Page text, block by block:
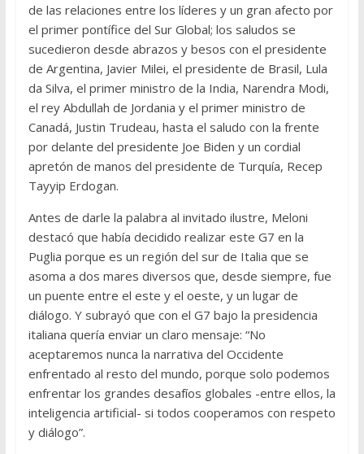
de las relaciones entre los líderes y un gran afecto por
el primer pontífice del Sur Global; los saludos se
sucedieron desde abrazos y besos con el presidente
de Argentina, Javier Milei, el presidente de Brasil, Lula
da Silva, el primer ministro de la India, Narendra Modi,
el rey Abdullah de Jordania y el primer ministro de
Canadá, Justin Trudeau, hasta el saludo con la frente
por delante del presidente Joe Biden y un cordial
apretón de manos del presidente de Turquía, Recep
Tayyip Erdogan.
Antes de darle la palabra al invitado ilustre, Meloni
destacó que había decidido realizar este G7 en la
Puglia porque es un región del sur de Italia que se
asoma a dos mares diversos que, desde siempre, fue
un puente entre el este y el oeste, y un lugar de
diálogo. Y subrayó que con el G7 bajo la presidencia
italiana quería enviar un claro mensaje: “No
aceptaremos nunca la narrativa del Occidente
enfrentado al resto del mundo, porque solo podemos
enfrentar los grandes desafíos globales -entre ellos, la
inteligencia artificial- si todos cooperamos con respeto
y diálogo”.